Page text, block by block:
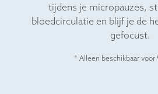
tijdens je micropauzes,
bloedcirculatie en blijf je de
gefocust.
* Alleen beschikbaar voor